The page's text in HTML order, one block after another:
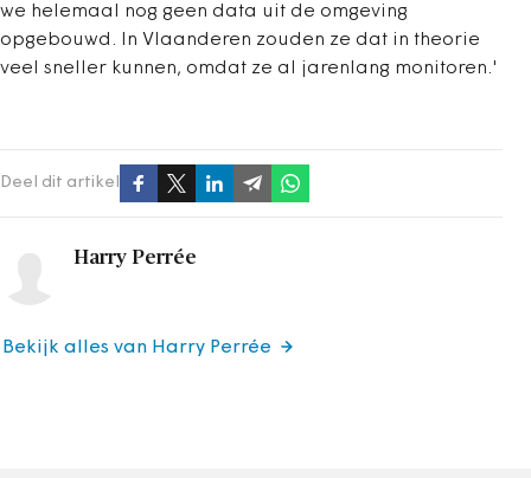
we helemaal nog geen data uit de omgeving
opgebouwd. In Vlaanderen zouden ze dat in theorie
veel sneller kunnen, omdat ze al jarenlang monitoren.'
Deel dit artikel
Harry Perrée
Bekijk alles van Harry Perrée